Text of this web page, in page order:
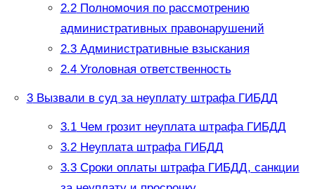
2.2Полномочия по рассмотрению
административных правонарушений
2.3Административные взыскания
2.4Уголовная ответственность
3Вызвали в суд за неуплату штрафа ГИБДД
3.1Чем грозит неуплата штрафа ГИБДД
3.2Неуплата штрафа ГИБДД
3.3Сроки оплаты штрафа ГИБДД, санкции